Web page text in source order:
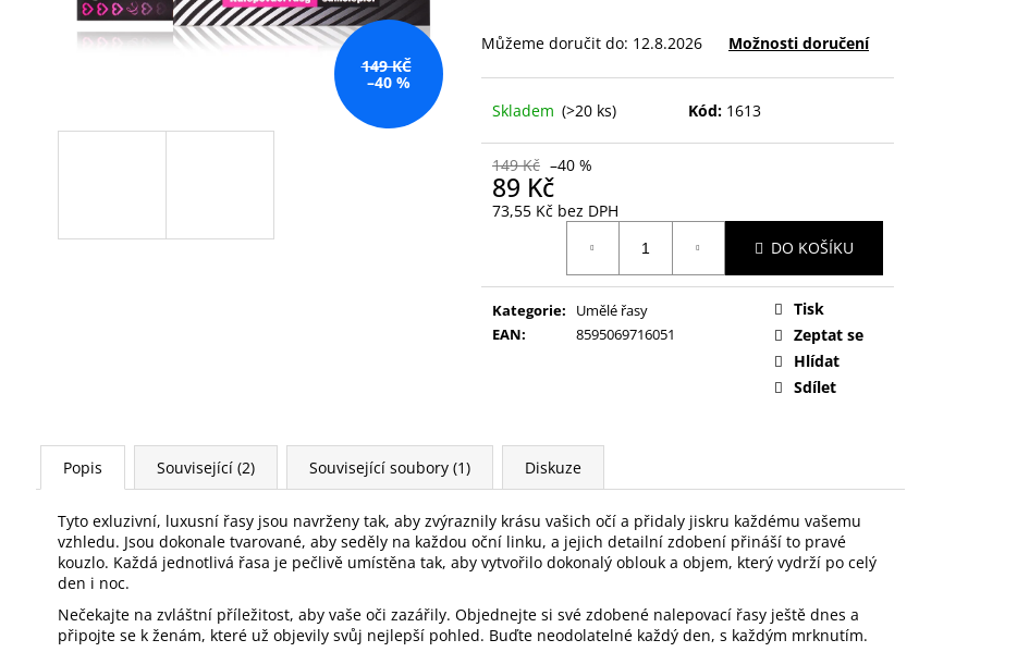
Můžeme doručit do: 12.8.2026 Možnosti doručení
Skladem (>20 ks) Kód: 1613
149 Kč –40 %
89 Kč
73,55 Kč bez DPH
DO KOŠÍKU
Kategorie:
Umělé řasy
EAN: 8595069716051
Tisk
Zeptat se
Hlídat
Sdílet
149 KČ
–40 %
Popis Související (2) Související soubory (1) Diskuze
Tyto exluzivní, luxusní řasy jsou navrženy tak, aby zvýraznily krásu vašich očí a přidaly jiskru každému vašemu
vzhledu. Jsou dokonale tvarované, aby seděly na každou oční linku, a jejich detailní zdobení přináší to pravé
kouzlo. Každá jednotlivá řasa je pečlivě umístěna tak, aby vytvořilo dokonalý oblouk a objem, který vydrží po celý
den i noc.
Nečekajte na zvláštní příležitost, aby vaše oči zazářily. Objednejte si své zdobené nalepovací řasy ještě dnes a
připojte se k ženám, které už objevily svůj nejlepší pohled. Buďte neodolatelné každý den, s každým mrknutím.
KONTUROVACÍ TUŽKA NA OČI NALEPOVACÍ ŘASY SAMOLEPÍCÍ WISPY